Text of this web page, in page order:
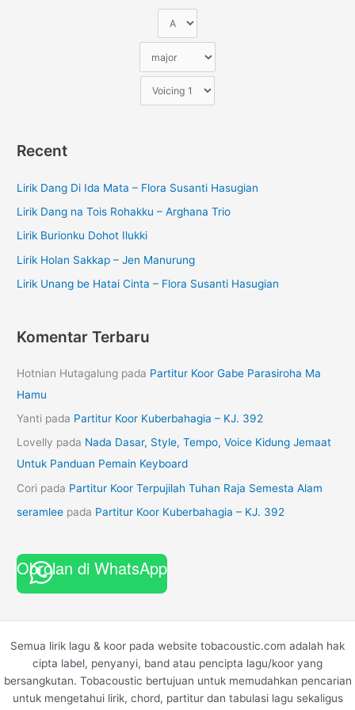
Recent
Lirik Dang Di Ida Mata – Flora Susanti Hasugian
Lirik Dang na Tois Rohakku – Arghana Trio
Lirik Burionku Dohot Ilukki
Lirik Holan Sakkap – Jen Manurung
Lirik Unang be Hatai Cinta – Flora Susanti Hasugian
Komentar Terbaru
Hotnian Hutagalung pada Partitur Koor Gabe Parasiroha Ma
Hamu
Yanti pada Partitur Koor Kuberbahagia – KJ. 392
Lovelly pada Nada Dasar, Style, Tempo, Voice Kidung Jemaat
Untuk Panduan Pemain Keyboard
Cori pada Partitur Koor Terpujilah Tuhan Raja Semesta Alam
seramlee pada Partitur Koor Kuberbahagia – KJ. 392
Obrolan di WhatsApp
Semua lirik lagu & koor pada website tobacoustic.com adalah hak
cipta label, penyanyi, band atau pencipta lagu/koor yang
bersangkutan. Tobacoustic bertujuan untuk memudahkan pencarian
untuk mengetahui lirik, chord, partitur dan tabulasi lagu sekaligus